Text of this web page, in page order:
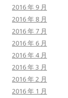
2016 年 9 月
2016 年 8 月
2016 年 7 月
2016 年 6 月
2016 年 4 月
2016 年 3 月
2016 年 2 月
2016 年 1 月